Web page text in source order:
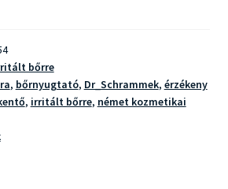
bőrre
, bőrnyugtató, Dr_Schrammek, érzékeny
, irritált bőrre, német kozmetikai